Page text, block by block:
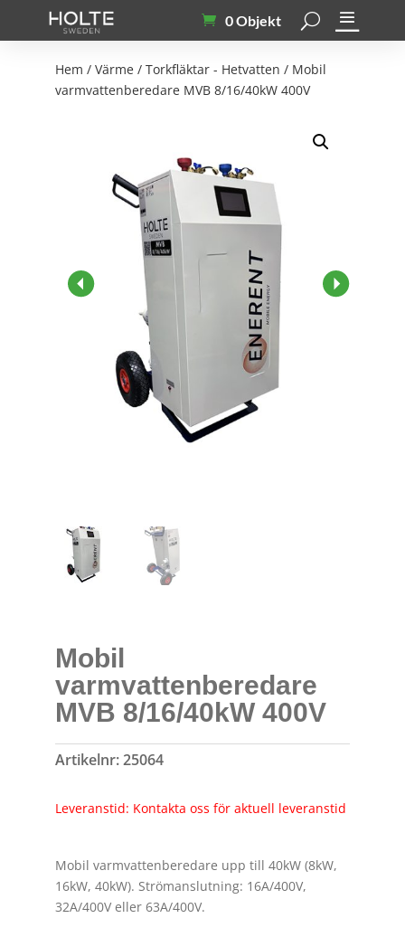
0 Objekt
Hem / Värme/ Torkfläktar - Hetvatten / Mobil
varmvattenberedare MVB 8/16/40kW 400V
Mobil
varmvattenberedare
MVB 8/16/40kW 400V
Artikelnr:25064
Leveranstid: Kontakta oss för aktuell leveranstid
Mobil varmvattenberedare upp till 40kW (8kW,
16kW, 40kW). Strömanslutning: 16A/400V,
32A/400V eller 63A/400V.